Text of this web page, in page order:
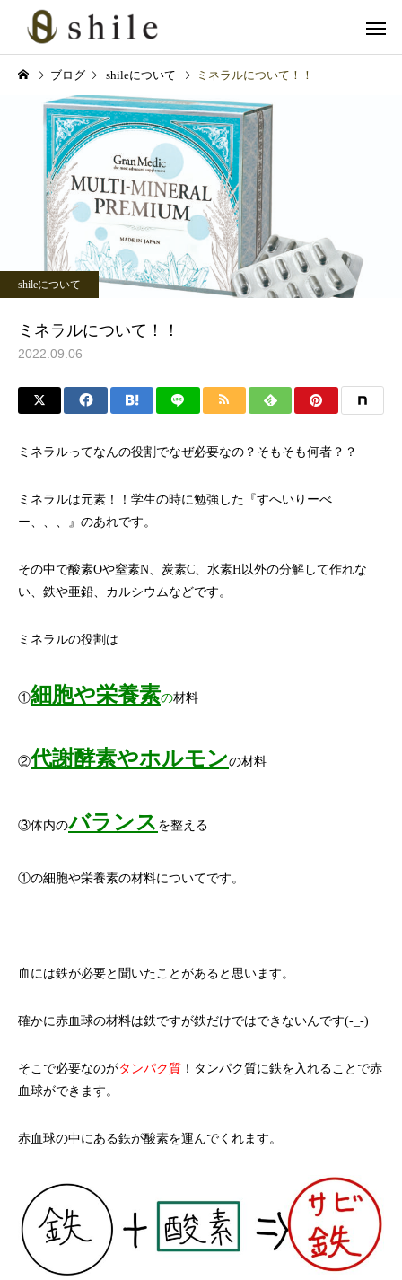
カット
育毛関連
血流アップで冬の抜け毛対
策！グロッティ育毛スパの
すすめ
「クレンジングの次は“
パウォッシュ洗顔”！爽
ブログ shileについて ミネラルについて！！
shileについて
ミネラルについて！！
2022.09.06
ミネラルってなんの役割でなぜ必要なの？そもそも何者？？
ミネラルは元素！！学生の時に勉強した『すへいりーべ
ー、、、』のあれです。
その中で酸素Oや窒素N、炭素C、水素H以外の分解して作れな
い、鉄や亜鉛、カルシウムなどです。
ミネラルの役割は
①細胞や栄養素の材料
②代謝酵素やホルモンの材料
③体内のバランス を整える
①の細胞や栄養素の材料についてです。
血には鉄が必要と聞いたことがあると思います。
確かに赤血球の材料は鉄ですが鉄だけではできないんです(-_-)
そこで必要なのがタンパク質 ！タンパク質に鉄を入れることで赤
血球ができます。
赤血球の中にある鉄が酸素を運んでくれます。